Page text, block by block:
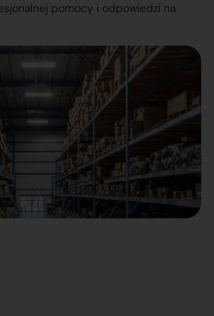
pomocy i odpowiedzi na